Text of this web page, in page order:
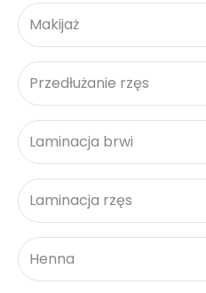
Makijaż
Przedłużanie rzęs
Laminacja brwi
Laminacja rzęs
Henna